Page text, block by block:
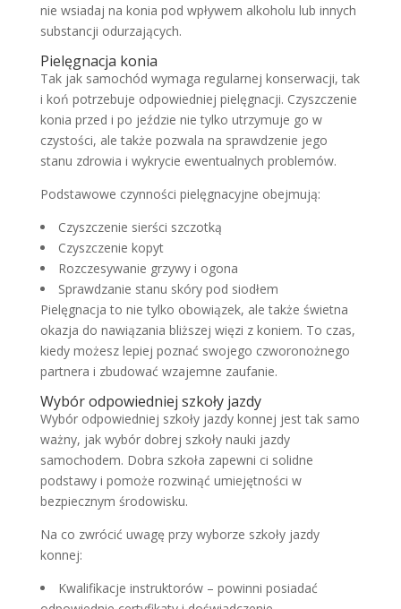
nie wsiadaj na konia pod wpływem alkoholu lub innych
substancji odurzających.
Pielęgnacja konia
Tak jak samochód wymaga regularnej konserwacji, tak
i koń potrzebuje odpowiedniej pielęgnacji. Czyszczenie
konia przed i po jeździe nie tylko utrzymuje go w
czystości, ale także pozwala na sprawdzenie jego
stanu zdrowia i wykrycie ewentualnych problemów.
Podstawowe czynności pielęgnacyjne obejmują:
Czyszczenie sierści szczotką
Czyszczenie kopyt
Rozczesywanie grzywy i ogona
Sprawdzanie stanu skóry pod siodłem
Pielęgnacja to nie tylko obowiązek, ale także świetna
okazja do nawiązania bliższej więzi z koniem. To czas,
kiedy możesz lepiej poznać swojego czworonożnego
partnera i zbudować wzajemne zaufanie.
Wybór odpowiedniej szkoły jazdy
Wybór odpowiedniej szkoły jazdy konnej jest tak samo
ważny, jak wybór dobrej szkoły nauki jazdy
samochodem. Dobra szkoła zapewni ci solidne
podstawy i pomoże rozwinąć umiejętności w
bezpiecznym środowisku.
Na co zwrócić uwagę przy wyborze szkoły jazdy
konnej:
Kwalifikacje instruktorów – powinni posiadać